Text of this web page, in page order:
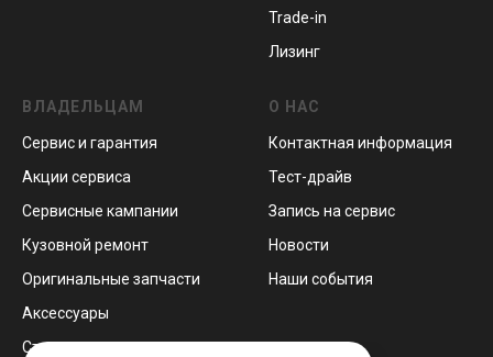
Trade-in
Лизинг
ВЛАДЕЛЬЦАМ
Сервис и гарантия
Акции сервиса
Сервисные кампании
Кузовной ремонт
Оригинальные запчасти
Аксессуары
Страхование
О НАС
Контактная информация
Тест-драйв
Запись на сервис
Новости
Наши события